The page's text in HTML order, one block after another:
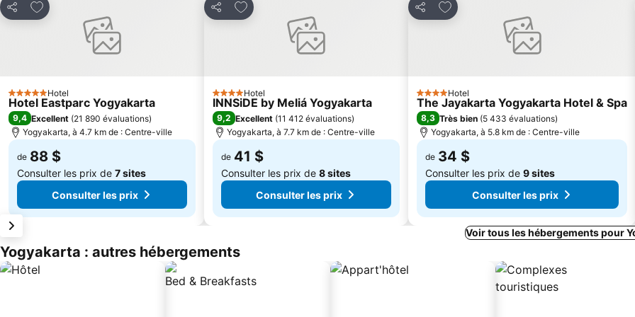
Partager
Ajouter à mes favoris
5 ÉtoilesHotel
Hotel Eastparc Yogyakarta
9,4 Excellent (21 890 évaluations)
Yogyakarta, à 4.7 km de : Centre-ville
de 88 $
Consulter les prix de 7 sites
Consulter les prix
Partager
Ajouter à mes favoris
4 ÉtoilesHotel
INNSiDE by Meliá Yogyakarta
9,2 Excellent (11 412 évaluations)
Yogyakarta, à 7.7 km de : Centre-ville
de 41 $
Consulter les prix de 8 sites
Consulter les prix
Partager
Ajouter à mes favoris
4 ÉtoilesHotel
The Jayakarta Yogyakarta Hotel & Spa
8,3 Très bien (5 433 évaluations)
Yogyakarta, à 5.8 km de : Centre-ville
de 34 $
Consulter les prix de 9 sites
Consulter les prix
Voir tous les hébergements pour
Yogyakarta : autres hébergements